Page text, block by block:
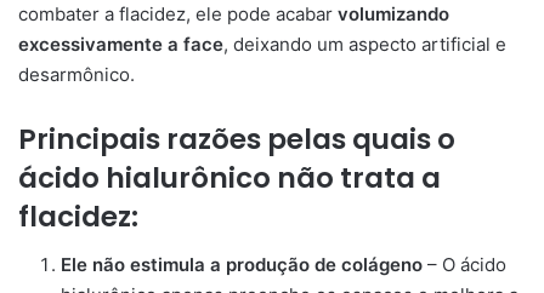
combater a flacidez, ele pode acabar volumizando
excessivamente a face, deixando um aspecto artificial e
desarmônico.
Principais razões pelas quais o
ácido hialurônico não trata a
flacidez:
Ele não estimula a produção de colágeno – O ácido